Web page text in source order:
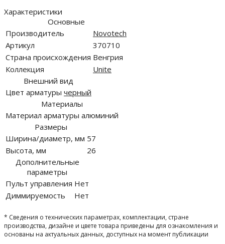
Характеристики
Основные
Производитель
Novotech
Артикул
370710
Страна происхождения Венгрия
Коллекция
Unite
Внешний вид
Цвет арматуры черный
Материалы
Материал арматуры алюминий
Размеры
Ширина/диаметр, мм 57
Высота, мм
26
Дополнительные
параметры
Пульт управления Нет
Диммируемость
Нет
* Сведения о технических параметрах, комплектации, стране
производства, дизайне и цвете товара приведены для ознакомления и
основаны на актуальных данных, доступных на момент публикации